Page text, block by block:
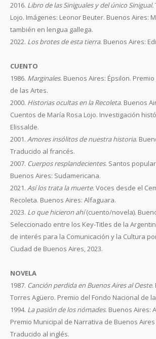
2016. Libro de las Siniguales y del único Sinigual.
Lojo. Imágenes: Leonor Beuter. Buenos Aires:
también en lengua gallega.
2022. Los brotes de esta tierra. Buenos Aires:
CUENTO
1986. Marginales. Buenos Aires: Épsilon.
de las Artes.
2000. Historias ocultas en la Recoleta. Buenos
Cuentos de María Rosa Lojo. Investigación
Elissalde.
2001. Amores insólitos de nuestra historia.
Traducido al francés.
2007. Cuerpos resplandecientes. Santos
Buenos Aires: Sudamericana.
2021. Así los trata la muerte. Voces desde el
Recoleta. Buenos Aires: Alfaguara.
2023. Lo que hicieron ahí(cuento/novela).
Seleccionado entre los Key-Titles de la
de interés para la Comunicación y la Cultura
Ciudad de Buenos Aires, 2023.
NOVELA
1987. Canción perdida en Buenos Aires al Oeste.
Torres Agüero. Premio del Fondo Nacional de
1994. La pasión de los nómades. Buenos Aires:
Premio Municipal de Narrativa de Buenos Aires
Traducido al inglés.